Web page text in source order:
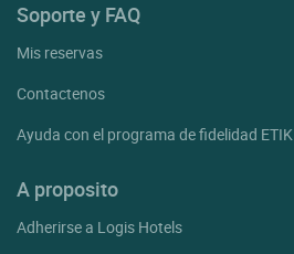
Soporte y FAQ
Mis reservas
Contactenos
Ayuda con el programa de fidelidad ETIK
A proposito
Adherirse a Logis Hotels